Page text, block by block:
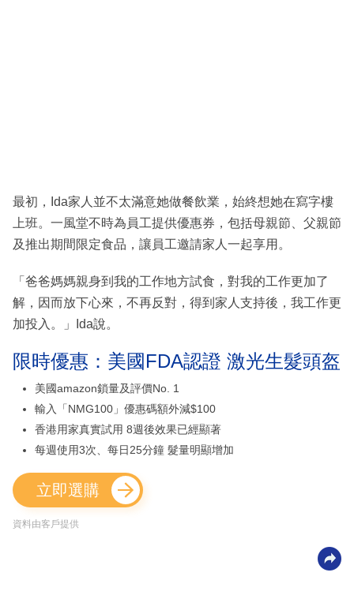
最初，Ida家人並不太滿意她做餐飲業，始終想她在寫字樓
上班。一風堂不時為員工提供優惠券，包括母親節、父親節
及推出期間限定食品，讓員工邀請家人一起享用。
「爸爸媽媽親身到我的工作地方試食，對我的工作更加了
解，因而放下心來，不再反對，得到家人支持後，我工作更
加投入。」Ida說。
限時優惠：美國FDA認證 激光生髮頭盔
美國amazon鎖量及評價No. 1
輸入「NMG100」優惠碼額外減$100
香港用家真實試用 8週後效果已經顯著
每週使用3次、每日25分鐘 髮量明顯增加
立即選購
資料由客戶提供